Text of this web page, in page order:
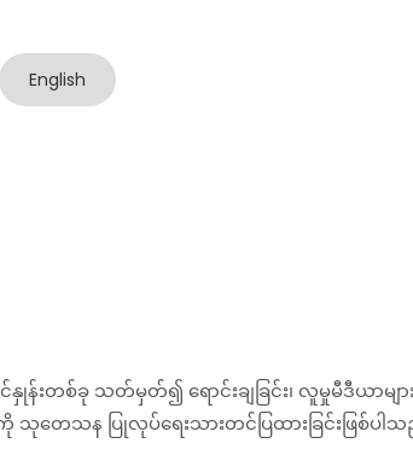
English
စ်ခု သတ်မှတ်၍ ရောင်းချခြင်း၊ လူမှုမီဒီယာများ
ေသန ပြုလုပ်ရေးသားတင်ပြထားခြင်းဖြစ်ပါ